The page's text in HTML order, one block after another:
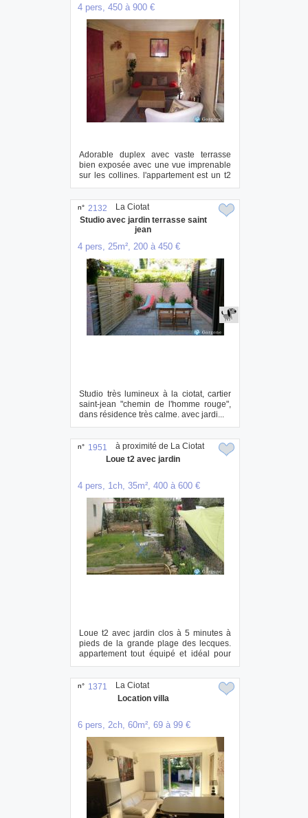
4 pers, 450 à 900 €
Adorable duplex avec vaste terrasse
bien exposée avec une vue imprenable
sur les collines. l'appartement est un t2
avec...
n° 2132
Studio avec jardin terrasse saint
jean
4 pers, 25m², 200 à 450 €
Studio très lumineux à la ciotat, cartier
saint-jean "chemin de l'homme rouge",
dans résidence très calme. avec jardi...
La Ciotat
n° 1951
Loue t2 avec jardin
4 pers, 1ch, 35m², 400 à 600 €
Loue t2 avec jardin clos à 5 minutes à
pieds de la grande plage des lecques.
appartement tout équipé et idéal pour
les ...
à proximité de La Ciotat
n° 1371
Location villa
6 pers, 2ch, 60m², 69 à 99 €
La Ciotat